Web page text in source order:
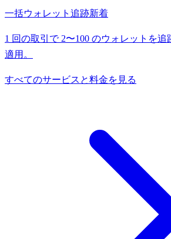
一括ウォレット追跡新着
1 回の取引で 2〜100 のウォレットを追
適用。
すべてのサービスと料金を見る